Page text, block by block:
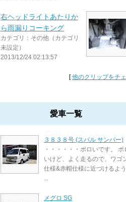
右ヘッドライトあたりか
ら雨漏りコーキング
カテゴリ：その他（カテゴリ
未設定）
2013/12/24 02:13:57
[他のクリップをチ
愛車一覧
３８３８号 (スバル サンバー)
・・・・・・ボロいです。 ボ
いけど、よく走るので、ワゴ
仕様&赤帽仕様に近づけるよう
...
メグロ SG